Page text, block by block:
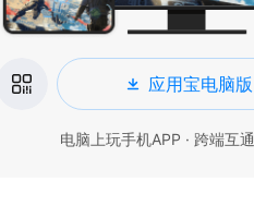
应用宝电脑版
电脑上玩手机APP · 跨端互通